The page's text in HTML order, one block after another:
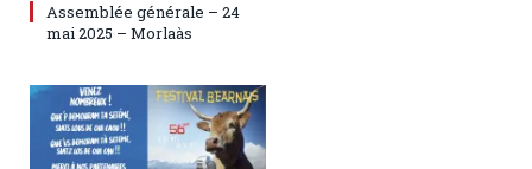
Assemblée générale – 24
mai 2025 – Morlaàs